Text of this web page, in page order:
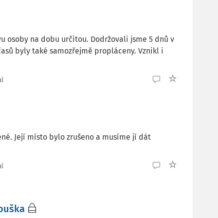
osoby na dobu určitou. Dodržovali jsme 5 dnů v
byly také samozřejmě propláceny. Vznikl i
Její místo bylo zrušeno a musíme jí dát